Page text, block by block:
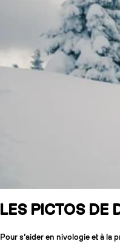
LES PICTOS DE
Pour s’aider en nivologie et à la